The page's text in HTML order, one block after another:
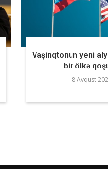
Vaşinqtonun yeni
bir ölkə
8 Avqust